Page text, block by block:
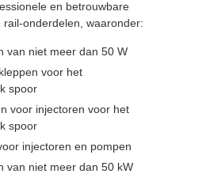
en betrouwbare
onderdelen, waaronder:
van niet meer dan 50 W
voor het
spoor
voor injectoren voor het
spoor
injectoren en pompen
van niet meer dan 50 kW